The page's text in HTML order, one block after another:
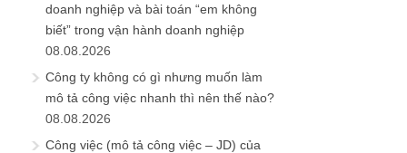
doanh nghiệp và bài toán “em không
biết” trong vận hành doanh nghiệp
08.08.2026
Công ty không có gì nhưng muốn làm
mô tả công việc nhanh thì nên thế nào?
08.08.2026
Công việc (mô tả công việc – JD) của